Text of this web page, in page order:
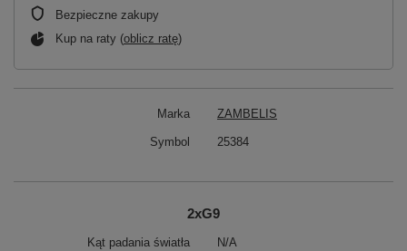
Bezpieczne zakupy
Kup na raty (oblicz ratę)
Marka ZAMBELIS
Symbol 25384
2xG9
Kąt padania światła N/A